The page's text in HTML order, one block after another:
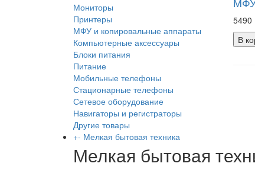
Мониторы
Принтеры
МФУ и копировальные аппараты
Компьютерные аксессуары
Блоки питания
Питание
Мобильные телефоны
Стационарные телефоны
Сетевое оборудование
Навигаторы и регистраторы
Другие товары
+- Мелкая бытовая техника
Мелкая бытовая
5490
В